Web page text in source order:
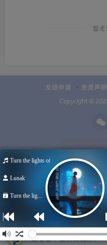
暂
友链申请 免责声明
Copyright ©
扫码加微信
欢迎您留下宝贵的见解！
Turn the lights off
Lunak
Turn the lig...